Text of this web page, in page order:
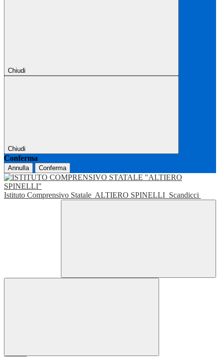
Chiudi
Chiudi
Conferma
Annulla Conferma
Istituto Comprensivo Statale ALTIERO SPINELLI Scandicci